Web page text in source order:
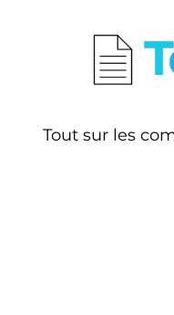
Tout sur les